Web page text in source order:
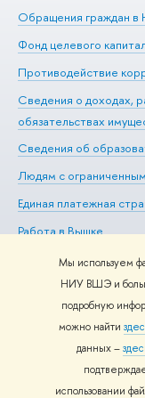
Мы используем
НИУ ВШЭ и
подробную
можно найти
данных –
использовании
Обращения граждан
Фонд целевого
Противодействие
Сведения о доходах,
обязательствах
Сведения об
Людям с
Единая платежная
Работа в Вышке
© НИУ ВШЭ
использования
Шрифты HSE Sans и